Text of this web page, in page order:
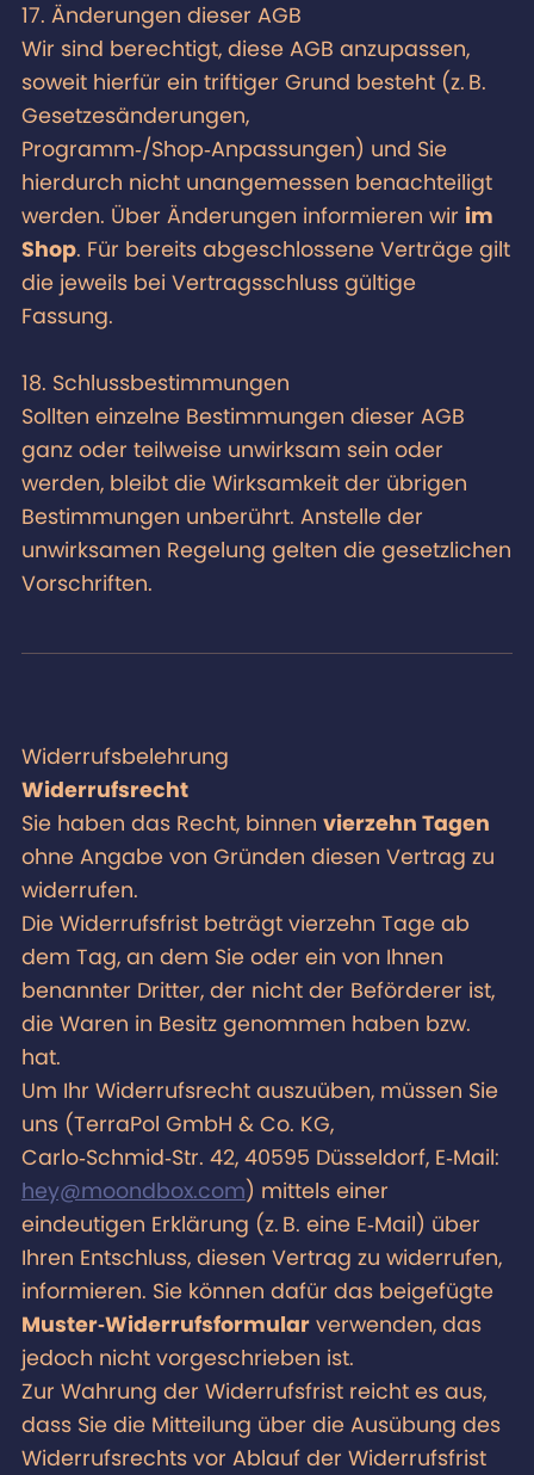
17. Änderungen dieser AGB
Wir sind berechtigt, diese AGB anzupassen,
soweit hierfür ein triftiger Grund besteht (z. B.
Gesetzesänderungen,
Programm‑/Shop‑Anpassungen) und Sie
hierdurch nicht unangemessen benachteiligt
werden. Über Änderungen informieren wir im
Shop. Für bereits abgeschlossene Verträge gilt
die jeweils bei Vertragsschluss gültige
Fassung.
18. Schlussbestimmungen
Sollten einzelne Bestimmungen dieser AGB
ganz oder teilweise unwirksam sein oder
werden, bleibt die Wirksamkeit der übrigen
Bestimmungen unberührt. Anstelle der
unwirksamen Regelung gelten die gesetzlichen
Vorschriften.
Widerrufsbelehrung
Widerrufsrecht
Sie haben das Recht, binnen vierzehn Tagen
ohne Angabe von Gründen diesen Vertrag zu
widerrufen.
Die Widerrufsfrist beträgt vierzehn Tage ab
dem Tag, an dem Sie oder ein von Ihnen
benannter Dritter, der nicht der Beförderer ist,
die Waren in Besitz genommen haben bzw.
hat.
Um Ihr Widerrufsrecht auszuüben, müssen Sie
uns (TerraPol GmbH & Co. KG,
Carlo‑Schmid‑Str. 42, 40595 Düsseldorf, E‑Mail:
hey@moondbox.com) mittels einer
eindeutigen Erklärung (z. B. eine E‑Mail) über
Ihren Entschluss, diesen Vertrag zu widerrufen,
informieren. Sie können dafür das beigefügte
Muster‑Widerrufsformularverwenden, das
jedoch nicht vorgeschrieben ist.
Zur Wahrung der Widerrufsfrist reicht es aus,
dass Sie die Mitteilung über die Ausübung des
Widerrufsrechts vor Ablauf der Widerrufsfrist